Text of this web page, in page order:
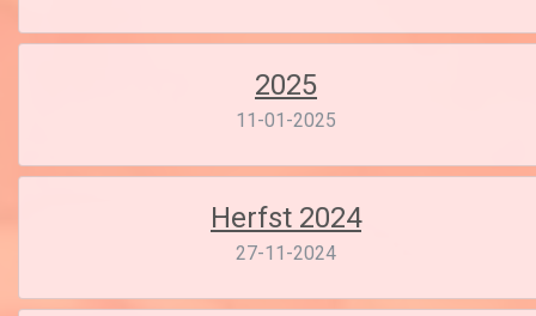
2025
11-01-2025
Herfst 2024
27-11-2024